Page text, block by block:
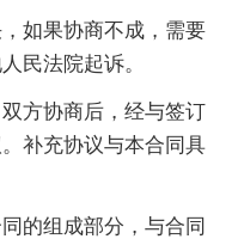
如果协商不成，需要
民法院起诉。
方协商后，经与签订
补充协议与本合同具
的组成部分，与合同